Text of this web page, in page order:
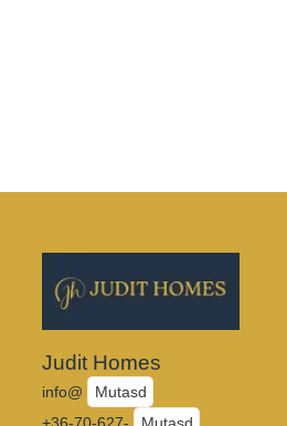
Judit Homes
info@
Mutasd